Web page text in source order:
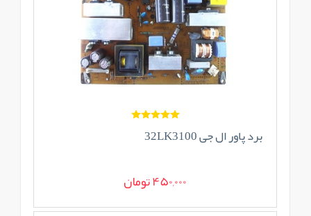
برد پاور ال جی 32LK3100
450,000 تومان